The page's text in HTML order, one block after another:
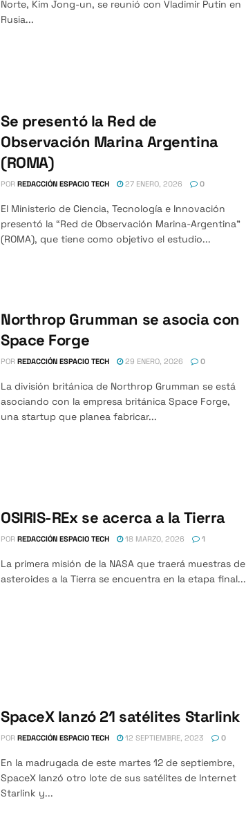
Norte, Kim Jong-un, se reunió con Vladimir Putin en
Rusia...
Se presentó la Red de
Observación Marina Argentina
(ROMA)
POR REDACCIÓN ESPACIO TECH 27 ENERO, 2026 0
El Ministerio de Ciencia, Tecnología e Innovación
presentó la “Red de Observación Marina-Argentina”
(ROMA), que tiene como objetivo el estudio...
Northrop Grumman se asocia con
Space Forge
POR REDACCIÓN ESPACIO TECH 29 ENERO, 2026 0
La división británica de Northrop Grumman se está
asociando con la empresa británica Space Forge,
una startup que planea fabricar...
OSIRIS-REx se acerca a la Tierra
POR REDACCIÓN ESPACIO TECH 18 MARZO, 2026 1
La primera misión de la NASA que traerá muestras de
asteroides a la Tierra se encuentra en la etapa final...
SpaceX lanzó 21 satélites Starlink
POR REDACCIÓN ESPACIO TECH 12 SEPTIEMBRE, 2023 0
En la madrugada de este martes 12 de septiembre,
SpaceX lanzó otro lote de sus satélites de Internet
Starlink y...